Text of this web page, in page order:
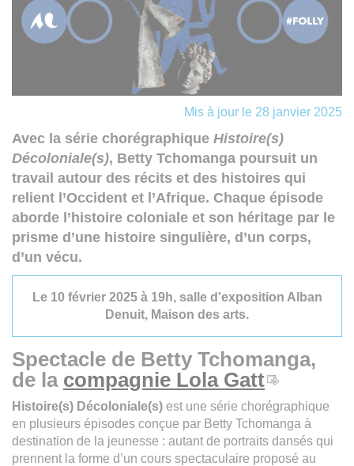
Mis à jour le 28 janvier 2025
Avec la série chorégraphique Histoire(s)
Décoloniale(s), Betty Tchomanga poursuit un
travail autour des récits et des histoires qui
relient l’Occident et l’Afrique. Chaque épisode
aborde l’histoire coloniale et son héritage par le
prisme d’une histoire singulière, d’un corps,
d’un vécu.
Le 10 février 2025 à 19h, salle d'exposition Alban
Denuit, Maison des arts.
Spectacle de Betty Tchomanga,
de la compagnie Lola Gatt
Histoire(s) Décoloniale(s) est une série chorégraphique
en plusieurs épisodes conçue par Betty Tchomanga à
destination de la jeunesse : autant de portraits dansés qui
prennent la forme d’un cours spectaculaire proposé au